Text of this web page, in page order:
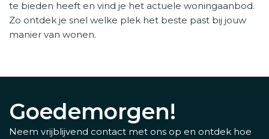
te bieden heeft en vind je het actuele woningaanbod.
Zo ontdek je snel welke plek het beste past bij jouw
manier van wonen.
Goedemorgen!
Neem vrijblijvend contact met ons op en ontdek hoe